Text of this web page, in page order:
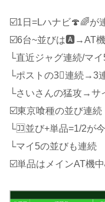
☑️1日=Lハナビ🍄🌈が
☑️6台~並びは🅰️→AT
└直近ジャグ連続/マ
└ポストの3⃣連続→3
└さいさんの猛攻→
☑️東京喰種の並び連続
└🈁並び+単品=1/2が
└マイ5の並びも連続
☑️単品はメインAT機